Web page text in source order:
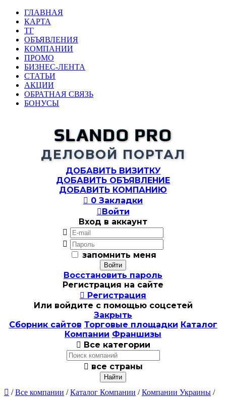
ГЛАВНАЯ
КАРТА
ТГ
ОБЪЯВЛЕНИЯ
КОМПАНИИ
ПРОМО
БИЗНЕС-ЛЕНТА
СТАТЬИ
АКЦИИ
ОБРАТНАЯ СВЯЗЬ
БОНУСЫ
SLANDO PRO
ДЕЛОВОЙ ПОРТАЛ
ДОБАВИТЬ ВИЗИТКУ
ДОБАВИТЬ ОБЪЯВЛЕНИЕ
ДОБАВИТЬ КОМПАНИЮ
 0 Закладки
Войти
Вход в аккаунт


запомнить меня
Восстановить пароль
Регистрация на сайте
 Регистрация
Или войдите с помощью соцсетей
Закрыть
Сборник сайтов Торговые площадки Каталог
Компании Франшизы
 Все категории
 все страны
 /Все компании /Каталог Компании /Компании Украины /